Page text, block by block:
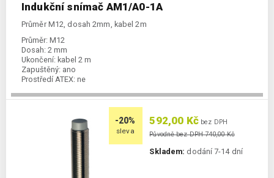
Indukční snímač AM1/A0-1A
Průměr M12, dosah 2mm, kabel 2m
Průměr: M12
Dosah: 2 mm
Ukončení: kabel 2 m
Zapuštěný: ano
Prostředí ATEX: ne
-20%
sleva
592,00 Kč bez DPH
Původně bez DPH 740,00 Kč
Skladem: dodání 7-14 dní